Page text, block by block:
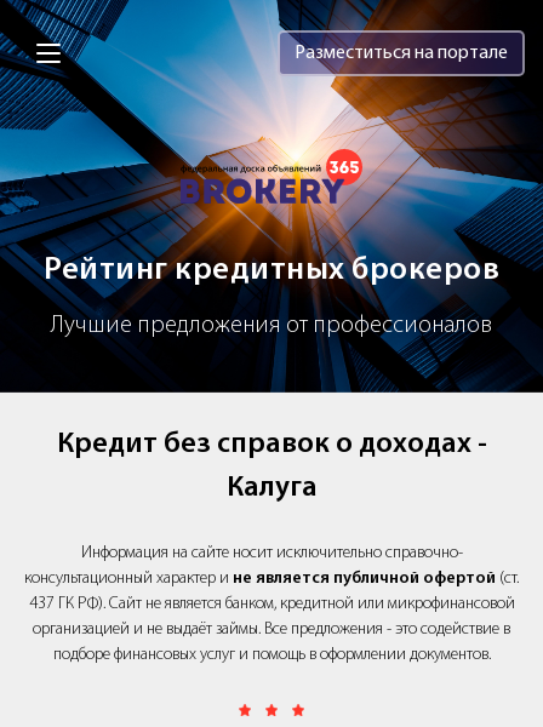
Brokery365 - Рейтинг кредитных
Разместиться на портале
Рейтинг кредитных брокеров
Лучшие предложения от профессионалов
Кредит без справок о доходах -
Калуга
Информация на сайте носит исключительно справочно-
консультационный характер и не является публичной офертой (ст.
437 ГК РФ). Сайт не является банком, кредитной или микрофинансовой
организацией и не выдаёт займы. Все предложения - это содействие в
подборе финансовых услуг и помощь в оформлении документов.